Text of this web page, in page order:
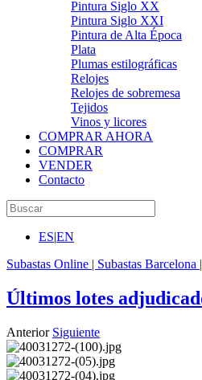
Pintura Siglo XX
Pintura Siglo XXI
Pintura de Alta Época
Plata
Plumas estilográficas
Relojes
Relojes de sobremesa
Tejidos
Vinos y licores
COMPRAR AHORA
COMPRAR
VENDER
Contacto
ES|EN
Subastas Online | Subastas
Últimos lotes
Anterior Siguiente